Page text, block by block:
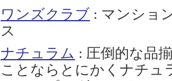
ワンズクラブ : マンショ
ス
ナチュラム : 圧倒的な品
ことならとにかくナチュ